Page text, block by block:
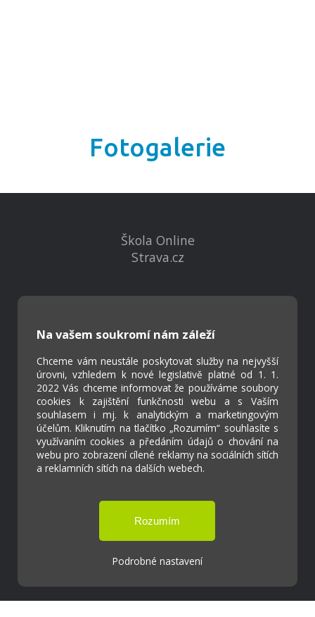
Fotogalerie
Na vašem soukromí nám záleží
Chceme vám neustále poskytovat služby na nejvyšší
úrovni, vzhledem k nové legislativě platné od 1. 1.
2022 Vás chceme informovat že používáme soubory
cookies k zajištění funkčnosti webu a s Vaším
souhlasem i mj. k analytickým a marketingovým
účelům. Kliknutím na tlačítko „Rozumím“ souhlasíte s
využívaním cookies a předáním údajů o chování na
webu pro zobrazení cílené reklamy na sociálních sítích
a reklamních sítích na dalších webech.
Podrobné nastavení
Škola Online
Strava.cz
Virtuální prohlídka
Cookies
Přístupnost
Přihlášení
Základní škola a Mateřská škola Ostrožská
Tvorba webových stránek weboa.cz